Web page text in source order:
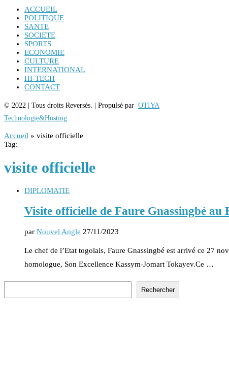
ACCUEIL
POLITIQUE
SANTE
SOCIETE
SPORTS
ECONOMIE
CULTURE
INTERNATIONAL
HI-TECH
CONTACT
© 2022 | Tous droits Reversés. | Propulsé par OTIYA
Technologie&Hosting
Accueil » visite officielle
Tag:
visite officielle
DIPLOMATIE
Visite officielle de Faure Gnassingbé au
par Nouvel Angle 27/11/2023
Le chef de l’Etat togolais, Faure Gnassingbé est arrivé ce 27
homologue, Son Excellence Kassym-Jomart Tokayev.Ce …
Rechercher
Rechercher